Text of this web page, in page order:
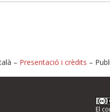
o
– Presentació i crèdits –
El